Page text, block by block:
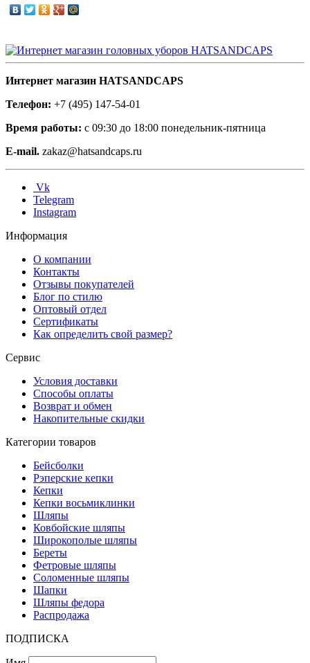
Интернет магазин HATSANDCAPS
Телефон: +7 (495) 147-54-01
Время работы: с 09:30 до 18:00 понедельник-пятница
E-mail. zakaz@hatsandcaps.ru
Vk
Telegram
Instagram
Информация
О компании
Контакты
Отзывы покупателей
Блог по стилю
Оптовый отдел
Сертификаты
Как определить свой размер?
Сервис
Условия доставки
Способы оплаты
Возврат и обмен
Накопительные скидки
Категории товаров
Бейсболки
Рэперские кепки
Кепки
Кепки восьмиклинки
Шляпы
Ковбойские шляпы
Широкополые шляпы
Береты
Фетровые шляпы
Соломенные шляпы
Шапки
Шляпы федора
Распродажа
ПОДПИСКА